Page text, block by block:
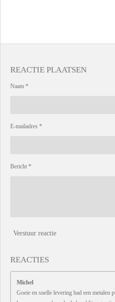
REACTIE PLAATSEN
Naam *
E-mailadres *
Bericht *
Verstuur reactie
REACTIES
Michel
Goeie en snelle levering had een metalen